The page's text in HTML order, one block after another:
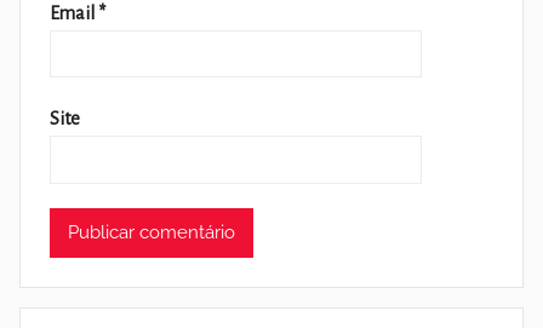
Email *
Site